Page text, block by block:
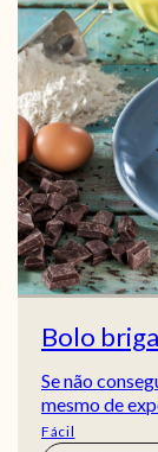
Bolo
Se não
mesmo de
Fácil